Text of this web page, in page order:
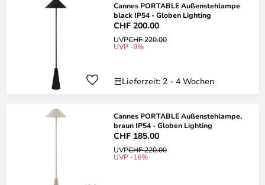
Cannes PORTABLE Außenstehlampe
black IP54 - Globen Lighting
CHF 200.00
UVPCHF 220.00
UVP -9%
Lieferzeit: 2 - 4 Wochen
Cannes PORTABLE Außenstehlampe,
braun IP54 - Globen Lighting
CHF 185.00
UVPCHF 220.00
UVP -16%